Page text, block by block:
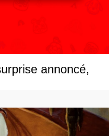
annoncé,